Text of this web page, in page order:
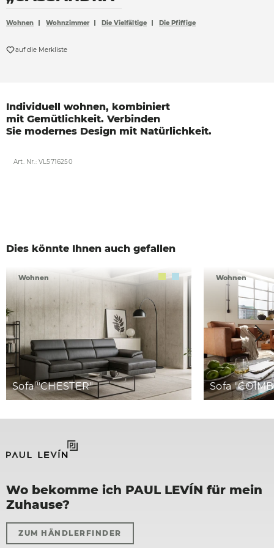
Sonnen- und Sichtschutz
Wohnen Wohnzimmer Die Vielfältige Die Pfiffige
auf die Merkliste
Individuell wohnen, kombiniert
mit Gemütlichkeit. Verbinden
Sie modernes Design mit Natürlichkeit.
Art. Nr.: VL5716250
Dies könnte Ihnen auch gefallen
Sofa "CHESTER"
Wohnen
Sofa
Wohnen
Wo bekomme ich PAUL LEVÍN für mein
Zuhause?
ZUM HÄNDLERFINDER